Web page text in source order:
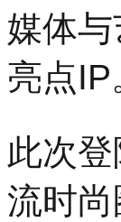
媒体
亮点IP
此次
流时尚